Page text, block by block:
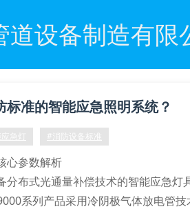
设备制造有限
标准的智能应急照明系统？
急灯 #消防设备标准
心参数解析
分布式光通量补偿技术的智能应急
系列产品采用冷阴极气体放电管